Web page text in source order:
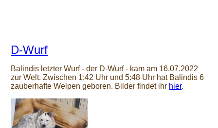
D-Wurf
Balindis letzter Wurf - der D-Wurf - kam am 16.07.2022
zur Welt. Zwischen 1:42 Uhr und 5:48 Uhr hat Balindis 6
zauberhafte Welpen geboren. Bilder findet ihr hier.